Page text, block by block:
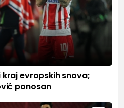
kraj evropskih snova;
ponosan